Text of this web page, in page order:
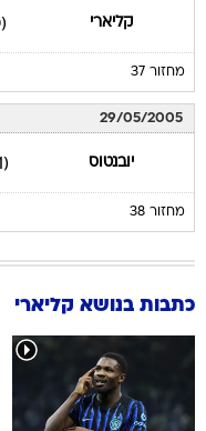
קליארי (0)
מחזור 37
29/05/2005
יובנטוס (1)
מחזור 38
כתבות בנושא קליארי